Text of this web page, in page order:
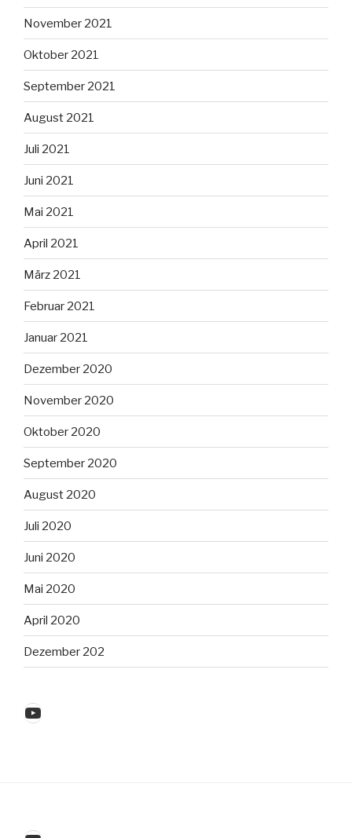
November 2021
Oktober 2021
September 2021
August 2021
Juli 2021
Juni 2021
Mai 2021
April 2021
März 2021
Februar 2021
Januar 2021
Dezember 2020
November 2020
Oktober 2020
September 2020
August 2020
Juli 2020
Juni 2020
Mai 2020
April 2020
Dezember 202
YouTube